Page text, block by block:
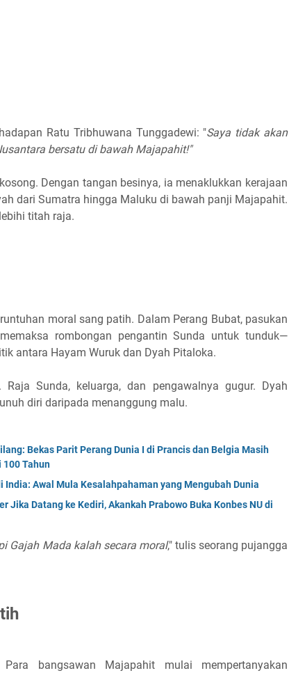
Ratu Tribhuwana Tunggadewi: "Saya tidak akan
bersatu di bawah Majapahit!"
Dengan tangan besinya, ia menaklukkan kerajaan
dari Sumatra hingga Maluku di bawah panji Majapahit.
titah raja.
moral sang patih. Dalam Perang Bubat, pasukan
rombongan pengantin Sunda untuk tunduk—
antara Hayam Wuruk dan Dyah Pitaloka.
Sunda, keluarga, dan pengawalnya gugur. Dyah
diri daripada menanggung malu.
Bekas Parit Perang Dunia I di Prancis dan Belgia Masih
Tahun
Awal Mula Kesalahpahaman yang Mengubah Dunia
Jika Datang ke Kediri, Akankah Prabowo Buka Konbes NU di
Gajah Mada kalah secara moral," tulis seorang pujangga
bangsawan Majapahit mulai mempertanyakan